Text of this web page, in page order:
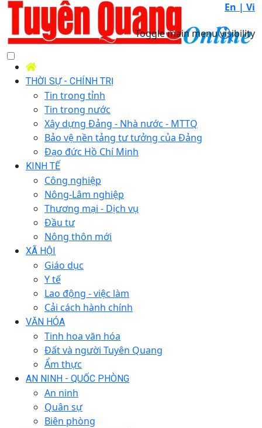
En | Vi
Toggle main menu visibility
THỜI SỰ - CHÍNH TRỊ
Tin trong tỉnh
Tin trong nước
Xây dựng Đảng - Nhà nước - MTTQ
Bảo vệ nền tảng tư tưởng của Đảng
Đạo đức Hồ Chí Minh
KINH TẾ
Công nghiệp
Nông-Lâm nghiệp
Thương mại - Dịch vụ
Đầu tư
Nông thôn mới
XÃ HỘI
Giáo dục
Y tế
Lao động - việc làm
Cải cách hành chính
VĂN HÓA
Tinh hoa văn hóa
Đất và người Tuyên Quang
Ẩm thực
AN NINH - QUỐC PHÒNG
An ninh
Quân sự
Biên phòng